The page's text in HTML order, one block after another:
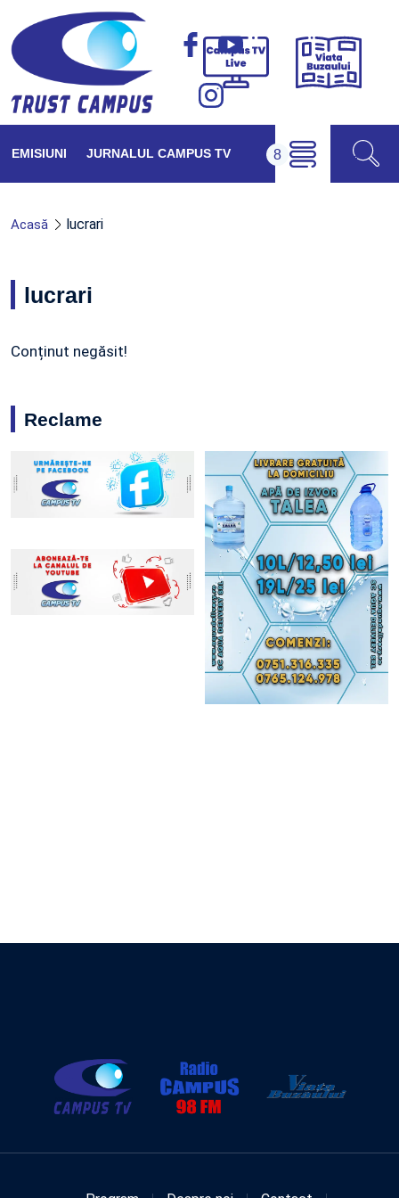
Campus
Viața
EMISIUNI JURNALUL CAMPUS TV
Acasă lucrari
lucrari
Conținut negăsit!
Reclame